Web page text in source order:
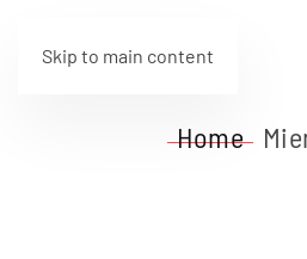
Skip to main content
Home